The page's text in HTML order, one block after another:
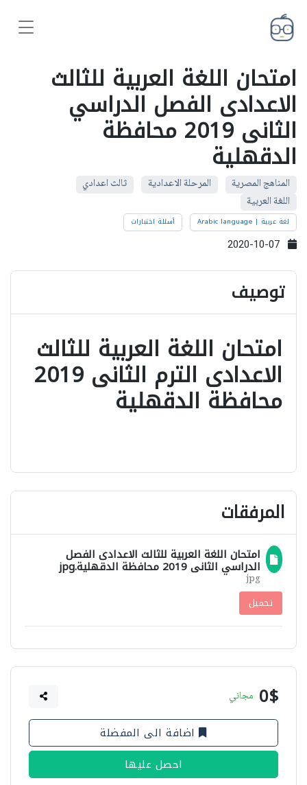
امتحان اللغة العربية للثالث
الاعدادى الفصل الدراسي
الثانى 2019 محافظة
الدقهلية
المناهج المصرية المرحلة الاعدادية
ثالث اعدادي
اللغة العربية
لغة عربية | Arabic language أسئلة اختبارات
توصيف
امتحان اللغة العربية للثالث
الاعدادى الترم الثانى 2019
محافظة الدقهلية
المرفقات
امتحان اللغة العربية للثالث الاعدادى الفصل
الدراسي الثانى 2019 محافظة الدقهلية.jpg
jpg
تحميل
0$ مجاني
اضافة الى المفضلة
احصل عليها